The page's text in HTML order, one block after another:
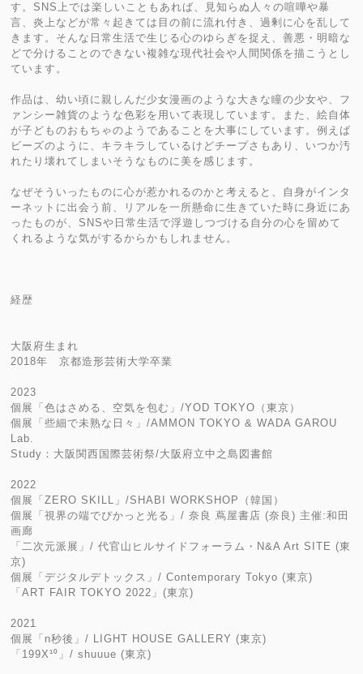
す。SNS上では楽しいこともあれば、見知らぬ人々の喧嘩や暴
言、炎上などが常々起きては目の前に流れ付き、過剰に心を乱して
きます。そんな日常生活で生じる心のゆらぎを捉え、善悪・明暗な
どで分けることのできない複雑な現代社会や人間関係を描こうとし
ています。
作品は、幼い頃に親しんだ少女漫画のような大きな瞳の少女や、フ
ァンシー雑貨のような色彩を用いて表現しています。また、絵自体
が子どものおもちゃのようであることを大事にしています。例えば
ビーズのように、キラキラしているけどチープさもあり、いつか汚
れたり壊れてしまいそうなものに美を感じます。
なぜそういったものに心が惹かれるのかと考えると、自身がインタ
ーネットに出会う前、リアルを一所懸命に生きていた時に身近にあ
ったものが、SNSや日常生活で浮遊しつづける自分の心を留めて
くれるような気がするからかもしれません。
経歴
大阪府生まれ
2018年 京都造形芸術大学卒業
2023
個展「色はさめる、空気を包む」/YOD TOKYO（東京）
個展「些細で未熟な日々」/AMMON TOKYO & WADA GAROU
Lab.
Study：大阪関西国際芸術祭/大阪府立中之島図書館
2022
個展「ZERO SKILL」/SHABI WORKSHOP（韓国）
個展「視界の端でぴかっと光る」/ 奈良 蔦屋書店 (奈良) 主催:和田
画廊
「二次元派展」/ 代官山ヒルサイドフォーラム・N&A Art SITE (東
京)
個展「デジタルデトックス」/ Contemporary Tokyo (東京)
「ART FAIR TOKYO 2022」(東京)
2021
個展「n秒後」/ LIGHT HOUSE GALLERY (東京)
「199X¹⁰」/ shuuue (東京)